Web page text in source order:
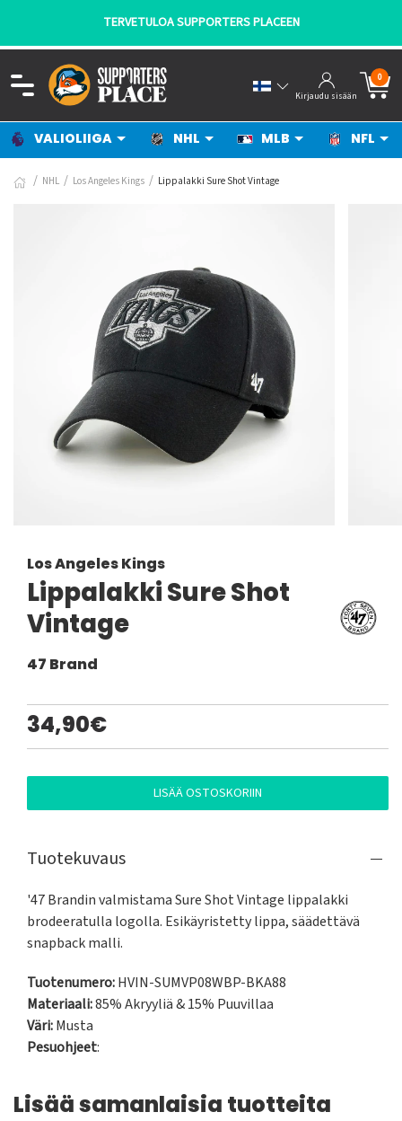
TERVETULOA SUPPORTERS PLACEEN
Kirjaudu sisään
0
VALIOLIIGA NHL MLB NFL
NHL Los Angeles Kings Lippalakki Sure Shot Vintage
Los Angeles Kings
Lippalakki Sure Shot
Vintage
47 Brand
34,90€
LISÄÄ OSTOSKORIIN
Tuotekuvaus
'47 Brandin valmistama Sure Shot Vintage lippalakki
brodeeratulla logolla. Esikäyristetty lippa, säädettävä
snapback malli.
Tuotenumero:HVIN-SUMVP08WBP-BKA88
Materiaali:85% Akryyliä & 15% Puuvillaa
Väri:Musta
Pesuohjeet:
Lisää samanlaisia tuotteita